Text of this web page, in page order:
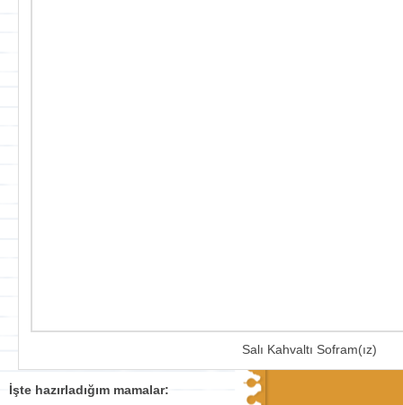
Salı Kahvaltı Sofram(ız)
İşte hazırladığım mamalar: